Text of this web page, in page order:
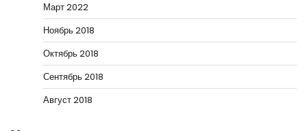
Март 2022
Ноябрь 2018
Октябрь 2018
Сентябрь 2018
Август 2018